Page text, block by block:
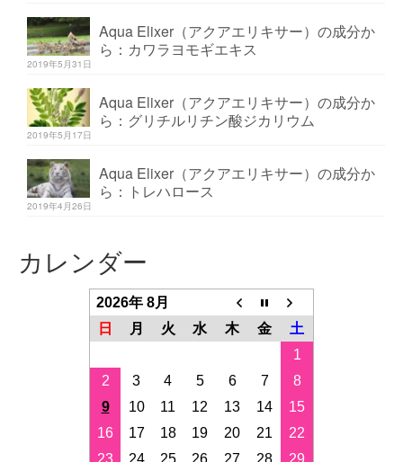
Aqua Elixer（アクアエリキサー）の成分か
ら：カワラヨモギエキス
2019年5月31日
Aqua Elixer（アクアエリキサー）の成分か
ら：グリチルリチン酸ジカリウム
2019年5月17日
Aqua Elixer（アクアエリキサー）の成分か
ら：トレハロース
2019年4月26日
カレンダー
2026年 8月
日
月 火 水 木 金
土
1
2
3 4 5 6 7
8
9
10 11 12 13 14
15
16
17 18 19 20 21
22
23
24 25 26 27 28 29